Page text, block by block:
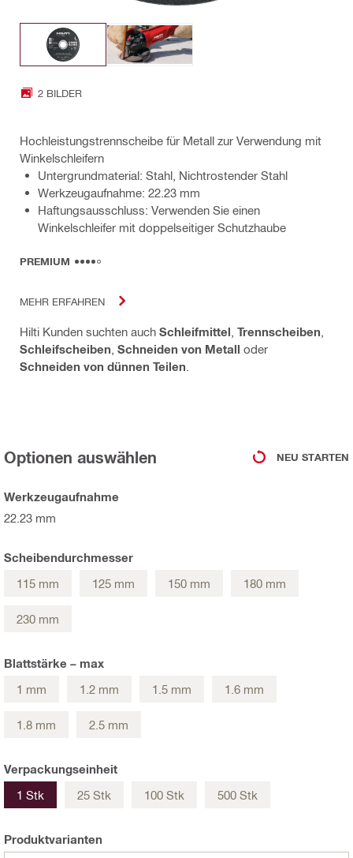
2 BILDER
Hochleistungstrennscheibe für Metall zur Verwendung mit
Winkelschleifern
Untergrundmaterial: Stahl, Nichtrostender Stahl
Werkzeugaufnahme: 22.23 mm
Haftungsausschluss: Verwenden Sie einen
Winkelschleifer mit doppelseitiger Schutzhaube
PREMIUM
MEHR ERFAHREN
Hilti Kunden suchten auch Schleifmittel Trennscheiben
Schleifscheiben Schneiden von Metall oder
Schneiden von dünnen Teilen
Optionen auswählen NEU STARTEN
Werkzeugaufnahme
22.23 mm
Scheibendurchmesser
115 mm
125 mm 150 mm 180 mm
230 mm
Blattstärke – max
1 mm
1.2 mm 1.5 mm 1.6 mm
1.8 mm 2.5 mm
Verpackungseinheit
1 Stk
25 Stk 100 Stk 500 Stk
Produktvarianten